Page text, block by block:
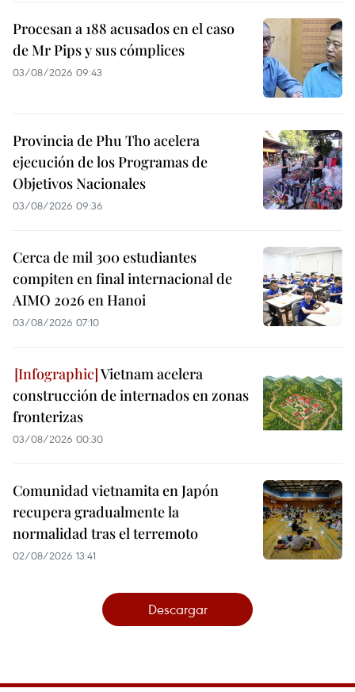
Procesan a 188 acusados en el caso
de Mr Pips y sus cómplices
03/08/2026 09:43
Provincia de Phu Tho acelera
ejecución de los Programas de
Objetivos Nacionales
03/08/2026 09:36
Cerca de mil 300 estudiantes
compiten en final internacional de
AIMO 2026 en Hanoi
03/08/2026 07:10
Vietnam acelera
construcción de internados en zonas
fronterizas
03/08/2026 00:30
Comunidad vietnamita en Japón
recupera gradualmente la
normalidad tras el terremoto
02/08/2026 13:41
Descargar